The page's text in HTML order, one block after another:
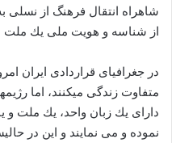
شاهراه انتقال فرهنگ از
از شناسه‌ و هویت ملی یك
در جغرافیای قراردادی ایران
متفاوت زندگی میكنند، اما
دارای یك زبان واحد، یك ملت و
نموده و می نمایند و این در